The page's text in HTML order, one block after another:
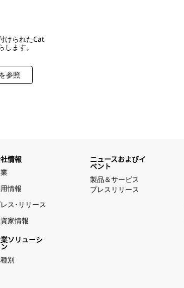
けられたCat
ます。
参照
情報
情報
ス･リリース
家情報
ソリューシ
別
ニュースおよびイ
ベント
製品＆サービス
プレスリリース